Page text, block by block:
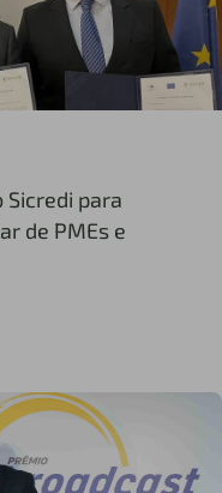
Sicredi para
de PMEs e